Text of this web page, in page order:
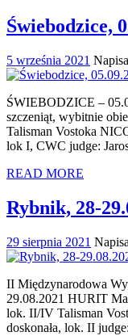
Świebodzice,
5 września 2021
ŚWIEBODZICE –
szczeniąt, wybitnie
Talisman Vostoka
lok I, CWC judge:
READ MORE
Rybnik, 28-
29 sierpnia 2021
II Międzynarodowa
29.08.2021 HURIT
lok. II/IV Talisman
doskonała, lok. II